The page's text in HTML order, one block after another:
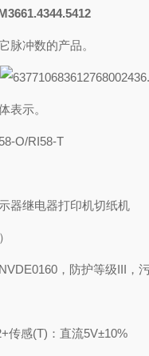
脉冲数的产品。
表示。
O/RI58-T
器继电器打印机切纸机
，防护等级III，
传感(T)：直流5V±10%